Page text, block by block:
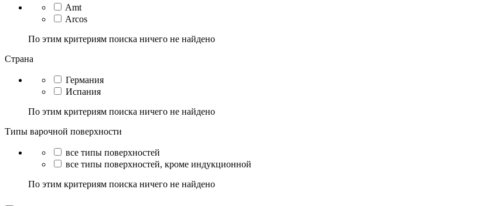
Amt
Arcos
По этим критериям поиска ничего не найдено
Страна
Германия
Испания
По этим критериям поиска ничего не найдено
Типы варочной поверхности
все типы поверхностей
все типы поверхностей, кроме индукционной
По этим критериям поиска ничего не найдено